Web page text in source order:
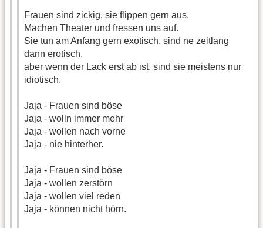
Frauen sind zickig, sie flippen gern aus.
Machen Theater und fressen uns auf.
Sie tun am Anfang gern exotisch, sind ne zeitlang
dann erotisch,
aber wenn der Lack erst ab ist, sind sie meistens nur
idiotisch.
Jaja - Frauen sind böse
Jaja - wolln immer mehr
Jaja - wollen nach vorne
Jaja - nie hinterher.
Jaja - Frauen sind böse
Jaja - wollen zerstörn
Jaja - wollen viel reden
Jaja - können nicht hörn.